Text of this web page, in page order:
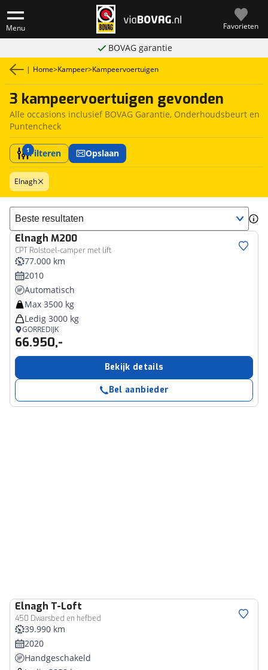
Menu Favorieten
BOVAG garantie
| Home>Kampeer>Kampeervoertuigen
3 kampeervoertuigen gevonden
Alle occasions inclusief BOVAG Garantie, Onderhoudsbeurt en
Puntencheck
1Filteren Opslaan
Elnagh
Sorteer resultaten
Elnagh M200
CPT Rolstoel-camper met lift
77.000 km
2010
Automatisch
Max 3500 kg
Ledig 3000 kg
GORREDIJK
66.950,-
Bekijk details
Bel aanbieder
Elnagh T-Loft
450 Dwarsbed en hefbed
39.990 km
2020
Handgeschakeld